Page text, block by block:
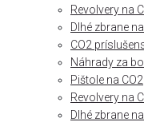
Revolvery na
Dlhé zbrane
CO2
Náhrady za
Pištole na CO2
Revolvery na
Dlhé zbrane